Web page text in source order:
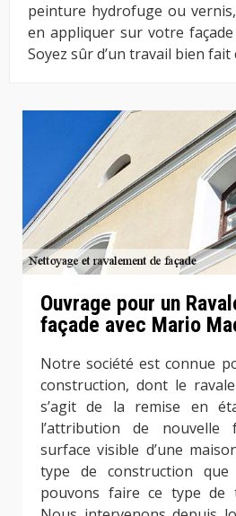
peinture hydrofuge ou
en appliquer sur votre
Soyez sûr d’un travail bien
Ouvrage pour un
façade avec Mario
Notre société est connue
construction, dont le
s’agit de la remise en
l’attribution de nouvelle
surface visible d’une
type de construction
pouvons faire ce type de